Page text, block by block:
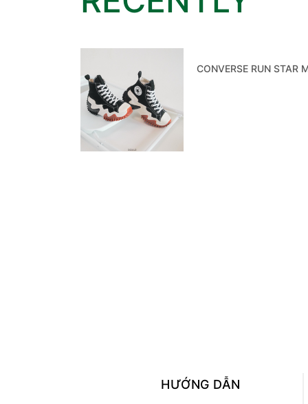
CONVERSE RUN STAR
HƯỚNG DẪN